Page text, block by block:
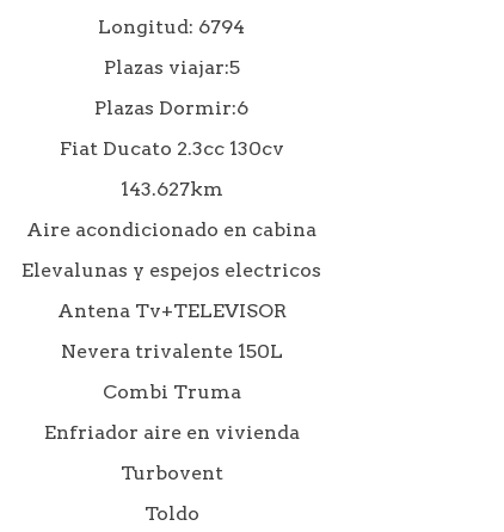
Longitud: 6794
Plazas viajar:5
Plazas Dormir:6
Fiat Ducato 2.3cc 130cv
143.627km
Aire acondicionado en cabina
Elevalunas y espejos electricos
Antena Tv+TELEVISOR
Nevera trivalente 150L
Combi Truma
Enfriador aire en vivienda
Turbovent
Toldo